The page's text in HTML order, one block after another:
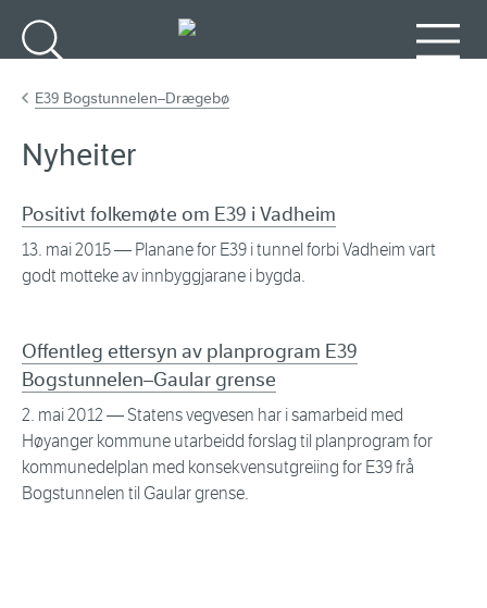
E39 Bogstunnelen–Drægebø
Nyheiter
Positivt folkemøte om E39 i Vadheim
13. mai 2015— Planane for E39 i tunnel forbi Vadheim vart
godt motteke av innbyggjarane i bygda.
Offentleg ettersyn av planprogram E39
Bogstunnelen–Gaular grense
2. mai 2012 — Statens vegvesen har i samarbeid med
Høyanger kommune utarbeidd forslag til planprogram for
kommunedelplan med konsekvensutgreiing for E39 frå
Bogstunnelen til Gaular grense.